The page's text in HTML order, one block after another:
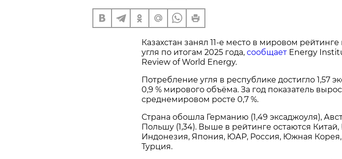
Казахстан занял 11-е место в мировом
угля по итогам 2025 года, сообщает Energy
Review of World Energy.
Потребление угля в республике достигло 1,57
0,9 % мирового объёма. За год показатель
среднемировом росте 0,7 %.
Страна обошла Германию (1,49 эксаджоуля),
Польшу (1,34). Выше в рейтинге остаются
Индонезия, Япония, ЮАР, Россия, Южная
Турция.